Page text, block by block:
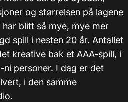
og størrelsen på lagene
har blitt så mye, mye mer
spill i nesten 20 år. Antallet
kreative bak et AAA-spill, i
ni personer. I dag er det
i den samme